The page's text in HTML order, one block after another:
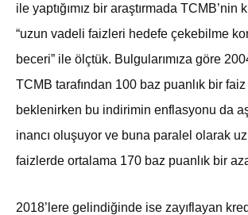
ile yaptığımız bir araştırmada TCMB’nin
“uzun vadeli faizleri hedefe çekebilme
beceri” ile ölçtük. Bulgularımıza göre
TCMB tarafından 100 baz puanlık bir
beklenirken bu indirimin enflasyonu da
inancı oluşuyor ve buna paralel olarak
faizlerde ortalama 170 baz puanlık bir
2018’lere gelindiğinde ise zayıflayan